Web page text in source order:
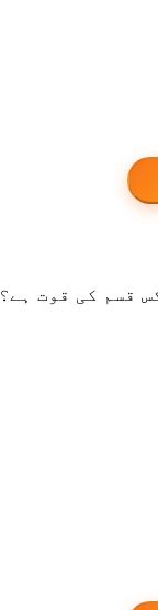
قسم کی قوت ہے؟